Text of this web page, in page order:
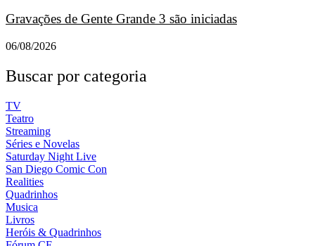
Gravações de Gente Grande 3 são iniciadas
06/08/2026
Buscar por categoria
TV
Teatro
Streaming
Séries e Novelas
Saturday Night Live
San Diego Comic Con
Realities
Quadrinhos
Musica
Livros
Heróis & Quadrinhos